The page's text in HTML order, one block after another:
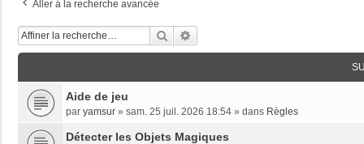
Aller à la recherche avancée
Rechercher
Aide de jeu
par yamsur » sam. 25 juil. 2026 18:54 » dans Règles
Détecter les Objets Magiques